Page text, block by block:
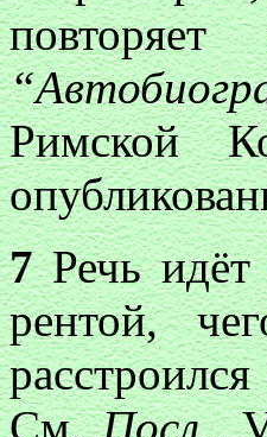
Римской
7Речь идёт
рентой,